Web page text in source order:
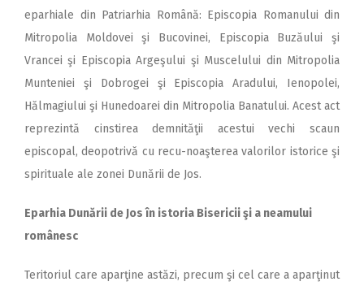
eparhiale din Patriarhia Română: Episcopia Romanului din
Mitropolia Moldovei şi Bucovinei, Episcopia Buzăului şi
Vrancei şi Episcopia Argeşului şi Muscelului din Mitropolia
Munteniei şi Dobrogei şi Episcopia Aradului, Ienopolei,
Hălmagiului şi Hunedoarei din Mitropolia Banatului. Acest act
reprezintă cinstirea demnităţii acestui vechi scaun
episcopal, deopotrivă cu recu-noaşterea valorilor istorice şi
spirituale ale zonei Dunării de Jos.
Eparhia Dunării de Jos în istoria Bisericii şi a neamului
românesc
Teritoriul care aparţine astăzi, precum şi cel care a aparţinut